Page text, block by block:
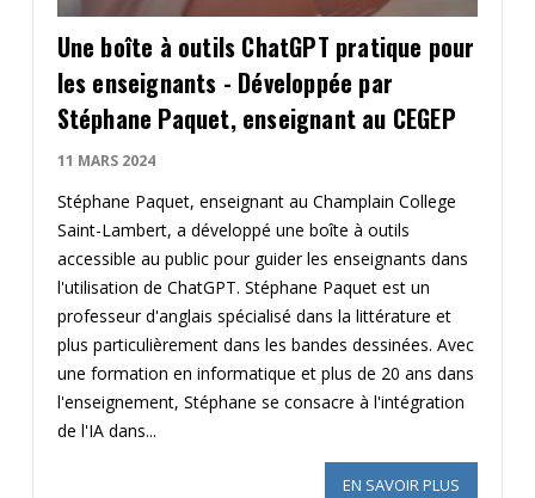
Une boîte à outils ChatGPT pratique pour
les enseignants - Développée par
Stéphane Paquet, enseignant au CEGEP
11 MARS 2024
Stéphane Paquet, enseignant au Champlain College
Saint-Lambert, a développé une boîte à outils
accessible au public pour guider les enseignants dans
l'utilisation de ChatGPT. Stéphane Paquet est un
professeur d'anglais spécialisé dans la littérature et
plus particulièrement dans les bandes dessinées. Avec
une formation en informatique et plus de 20 ans dans
l'enseignement, Stéphane se consacre à l'intégration
de l'IA dans...
EN SAVOIR PLUS